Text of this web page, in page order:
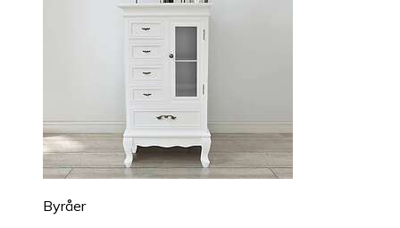
Byråer